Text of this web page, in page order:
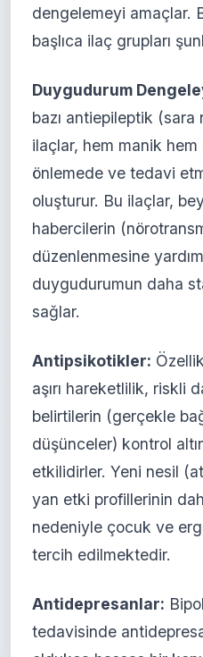
dengelemeyi amaçlar.
başlıca ilaç grupları
Duygudurum
bazı antiepileptik
ilaçlar, hem manik
önlemede ve tedavi
oluşturur. Bu ilaçlar,
habercilerin
düzenlenmesine
duygudurumun daha
sağlar.
Antipsikotikler:
aşırı hareketlilik, riskli
belirtilerin (gerçekle
düşünceler) kontrol
etkilidirler. Yeni nesil
yan etki profillerinin
nedeniyle çocuk ve
tercih edilmektedir.
Antidepresanlar:
tedavisinde